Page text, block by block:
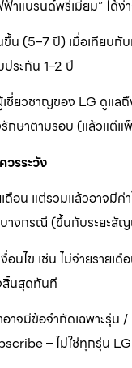
ฟ้าแบรนด์พรีเมียม” ได้ง่
น (5–7 ปี) เมื่อเทียบกั
ระกัน 1–2 ปี
ชี่ยวชาญของ LG ดูแล
รักษาตามรอบ (แล้วแต่แ
รระวัง
ดือน แต่รวมแล้วอาจมีค่
บางกรณี (ขึ้นกับระยะสั
อนไข เช่น ไม่จ่ายรายเดื
สิ้นสุดทันที
อาจมีข้อจำกัดเฉพาะรุ่น
– ไม่ใช่ทุกรุ่น